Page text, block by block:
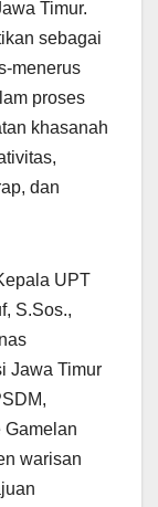
Timur.
sebagai
menerus
proses
khasanah
dan
UPT
S.Sos.,
Jawa Timur
Gamelan
warisan